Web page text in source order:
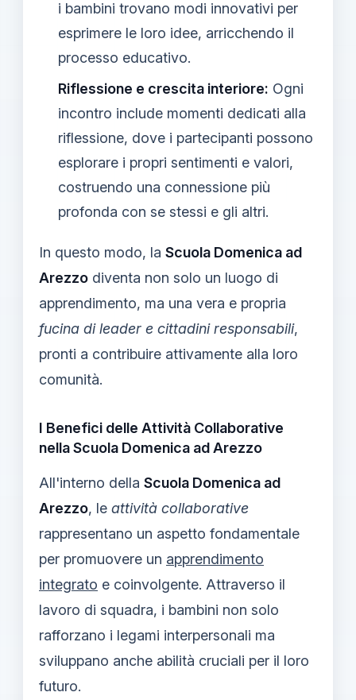
i bambini trovano modi innovativi per
esprimere le loro idee, arricchendo il
processo educativo.
Riflessione e crescita interiore: Ogni
incontro include momenti dedicati alla
riflessione, dove i partecipanti possono
esplorare i propri sentimenti e valori,
costruendo una connessione più
profonda con se stessi e gli altri.
In questo modo, la Scuola Domenica ad
Arezzo diventa non solo un luogo di
apprendimento, ma una vera e propria
fucina di leader e cittadini responsabili,
pronti a contribuire attivamente alla loro
comunità.
I Benefici delle Attività Collaborative
nella Scuola Domenica ad Arezzo
All'interno della Scuola Domenica ad
Arezzo, le attività collaborative
rappresentano un aspetto fondamentale
per promuovere un apprendimento
integrato e coinvolgente. Attraverso il
lavoro di squadra, i bambini non solo
rafforzano i legami interpersonali ma
sviluppano anche abilità cruciali per il loro
futuro.